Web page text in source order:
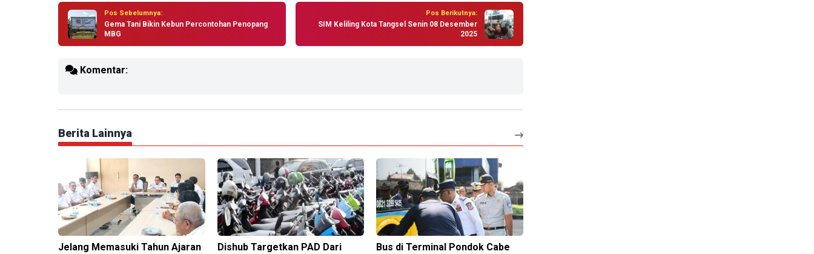
Pos Sebelumnya:
Gema Tani Bikin Kebun Percontohan Penopang
MBG
Pos Berikutnya:
SIM Keliling Kota Tangsel Senin 08 Desember
2025
Komentar:
Berita Lainnya
Jelang Memasuki Tahun Ajaran
Dishub Targetkan PAD Dari
Bus di Terminal Pondok Cabe